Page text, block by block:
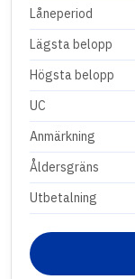
Låneperiod
Lägsta belopp
Högsta belopp
UC
Anmärkning
Åldersgräns
Utbetalning